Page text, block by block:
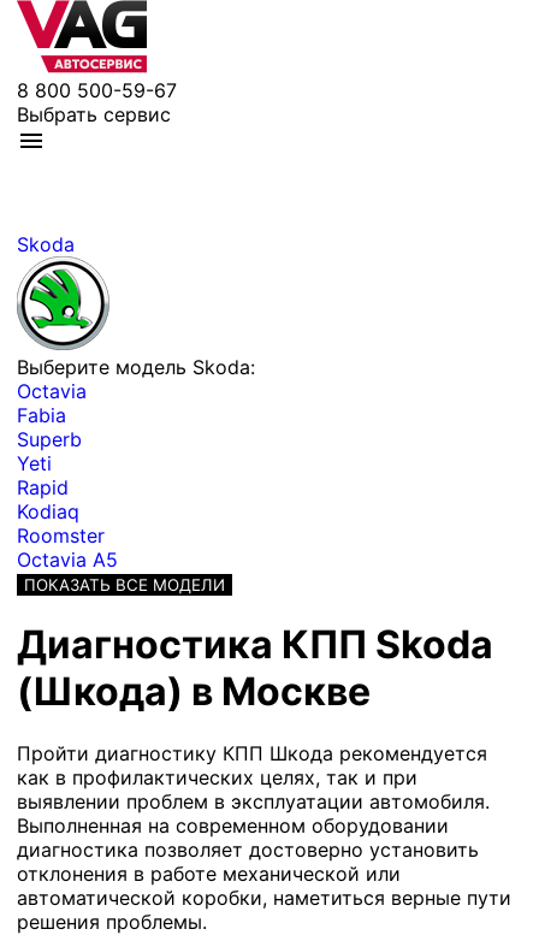
8 800 500-59-67
Выбрать сервис
Skoda
Выберите модель Skoda:
Octavia
Fabia
Superb
Yeti
Rapid
Kodiaq
Roomster
Octavia A5
ПОКАЗАТЬ ВСЕ МОДЕЛИ
Диагностика КПП Skoda
(Шкода) в Москве
Пройти диагностику КПП Шкода рекомендуется
как в профилактических целях, так и при
выявлении проблем в эксплуатации автомобиля.
Выполненная на современном оборудовании
диагностика позволяет достоверно установить
отклонения в работе механической или
автоматической коробки, наметиться верные пути
решения проблемы.